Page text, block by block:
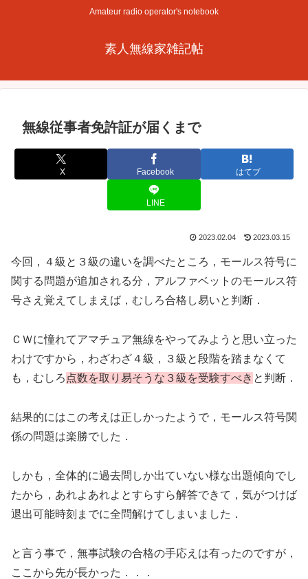
Amateur radio operator's notebook
素人無線家雑記帖
無線従事者免許証が届くまで
X Facebook はてブ
LINE
2023.02.04 2023.03.15
今回，４級と３級の違いを調べたところ，モールス符号に
関する問題が追加される分，アルファベットのモールス符
号さえ覚えてしまえば，むしろ合格し易いと判断．
ＣＷに憧れてアマチュア無線をやってみようと思い立った
わけですから，わざわざ４級，３級と段階を踏まなくて
も，むしろ 点数を取り易そうな３級を受験すべき と判断．
結果的にはこの考えは正しかったようで，モールス符号関
係の問題は楽勝でした．
しかも，全体的に過去問しか出ていない様な出題傾向でし
たから，あれよあれよとすらすら解答できて，気がつけば
退出可能時刻までに全問解けてしまいました．
と言う事で，無事試験の合格の手応えは有ったのですが，
ここから先が長かった．．．